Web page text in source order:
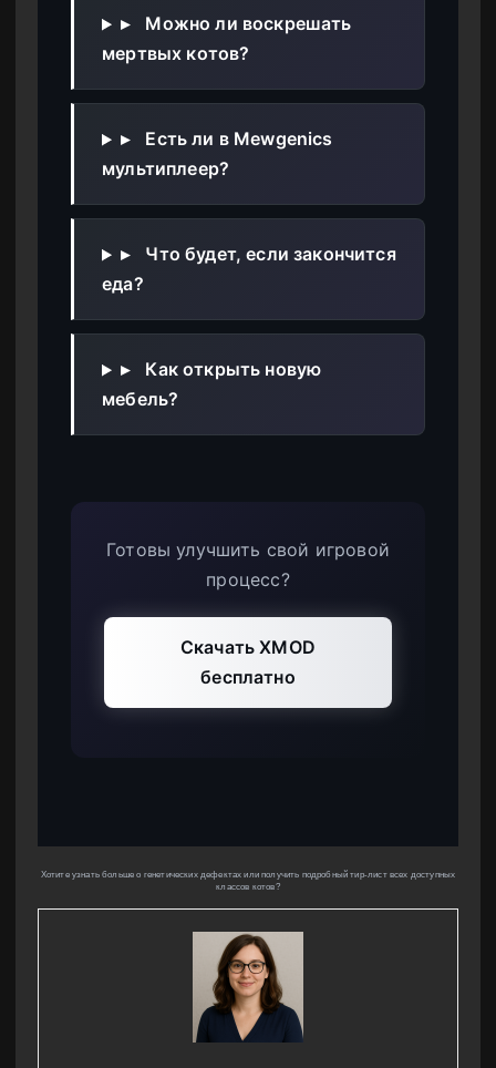
▸
Можно ли воскрешать
мертвых котов?
▸
Есть ли в Mewgenics
мультиплеер?
▸
Что будет, если закончится
еда?
▸
Как открыть новую
мебель?
Готовы улучшить свой игровой
процесс?
Скачать XMOD
бесплатно
Хотите узнать больше о генетических дефектах или получить подробный тир-лист всех доступных
классов котов?